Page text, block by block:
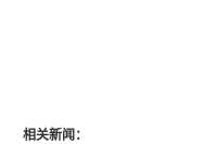
相关新闻：